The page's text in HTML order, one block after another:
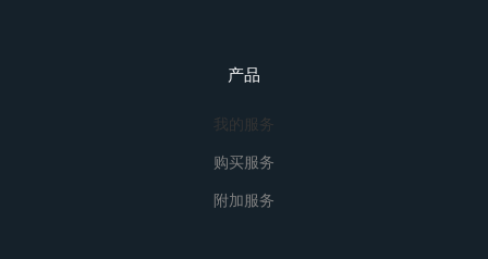
产品
我的服务
购买服务
附加服务